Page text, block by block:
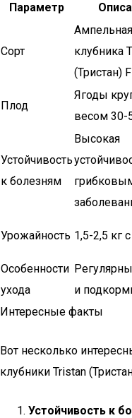
Параметр
Сорт
Ампельная
клубника
(Тристан)
Плод
Ягоды
весом 30-
Устойчивость
к болезням
Высокая
Урожайность 1,5-2,5 кг
Особенности
ухода
и
Интересные факты
Вот несколько
клубники Tristan
Устойчивость к